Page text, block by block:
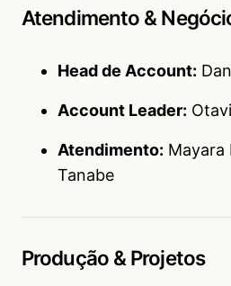
Atendimento &
Head de Account:
Account Leader:
Atendimento: Mayara
Tanabe
Produção & Projetos